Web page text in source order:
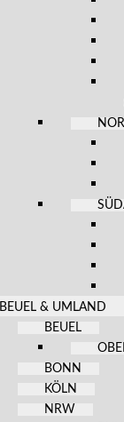
BEUEL & UMLAND
BEUEL
BONN
KÖLN
NRW